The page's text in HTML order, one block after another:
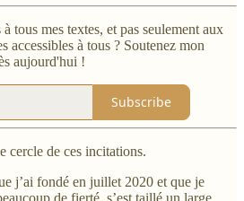
tous mes textes, et pas seulement aux
accessibles à tous ? Soutenez mon
aujourd'hui !
Subscribe
cercle de ces incitations.
j’ai fondé en juillet 2020 et que je
de fierté, s’est taillé un large